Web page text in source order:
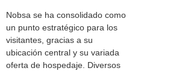
Nobsa se ha consolidado como
un punto estratégico para los
visitantes, gracias a su
ubicación central y su variada
oferta de hospedaje. Diversos